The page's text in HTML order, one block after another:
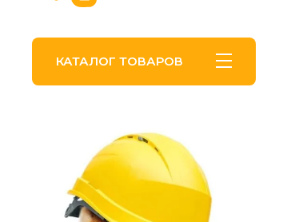
КАТАЛОГ ТОВАРОВ